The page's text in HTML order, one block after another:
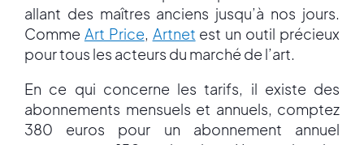
allant des maîtres anciens jusqu’à nos jours.
Comme Art Price Artnet est un outil précieux
pour tous les acteurs du marché de l’art.
En ce qui concerne les tarifs, il existe des
abonnements mensuels et annuels, comptez
380 euros pour un abonnement annuel